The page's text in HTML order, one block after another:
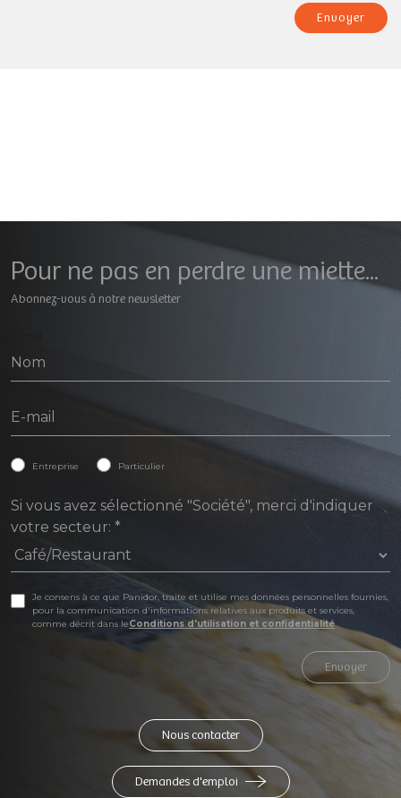
Envoyer
Pour ne pas en perdre une miette...
Abonnez-vous à notre newsletter
Entreprise Particulier
Si vous avez sélectionné "Société", merci d'indiquer
votre secteur: *
Je consens à ce que Panidor, traite et utilise mes données personnelles fournies,
pour la communication d'informations relatives aux produits et services,
comme décrit dans leConditions d'utilisation et confidentialité
Envoyer
Nous contacter
Demandes d'emploi